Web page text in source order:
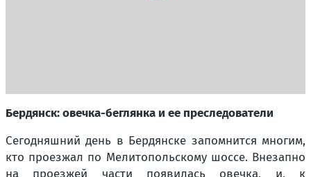
Бердянск: овечка-беглянка и ее преследователи
Сегодняшний день в Бердянске запомнится многим,
кто проезжал по Мелитопольскому шоссе. Внезапно
на проезжей части появилась овечка, и, к